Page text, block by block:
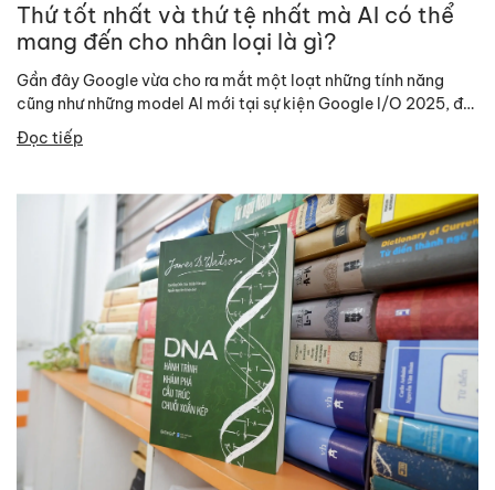
Thứ tốt nhất và thứ tệ nhất mà AI có thể
mang đến cho nhân loại là gì?
Gần đây Google vừa cho ra mắt một loạt những tính năng
cũng như những model AI mới tại sự kiện Google I/O 2025, đã
lại...
Đọc tiếp